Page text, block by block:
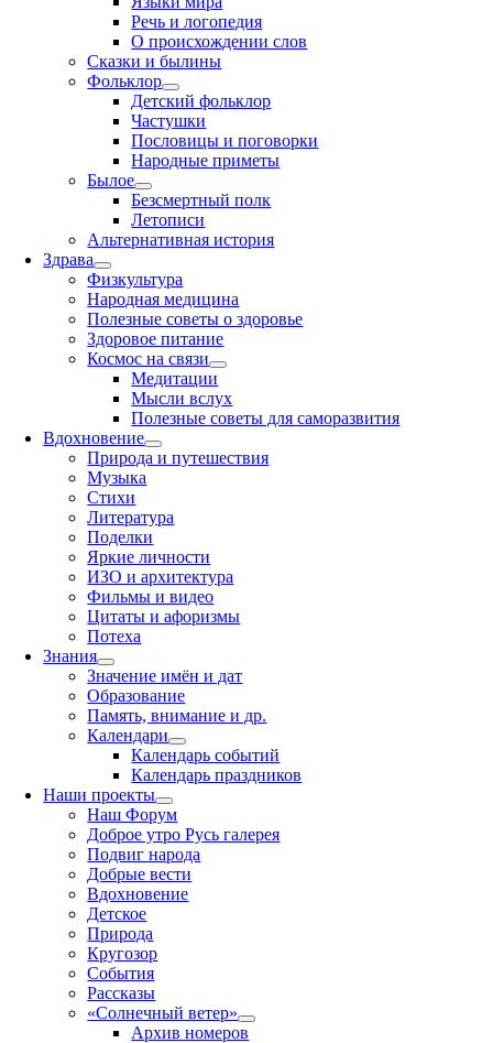
Речь и логопедия
О происхождении слов
Сказки и былины
Фольклор
Детский фольклор
Частушки
Пословицы и поговорки
Народные приметы
Былое
Безсмертный полк
Летописи
Альтернативная история
Здрава
Физкультура
Народная медицина
Полезные советы о здоровье
Здоровое питание
Космос на связи
Медитации
Мысли вслух
Полезные советы для саморазвития
Вдохновение
Природа и путешествия
Музыка
Стихи
Литература
Поделки
Яркие личности
ИЗО и архитектура
Фильмы и видео
Цитаты и афоризмы
Потеха
Знания
Значение имён и дат
Образование
Память, внимание и др.
Календари
Календарь событий
Календарь праздников
Наши проекты
Наш Форум
Доброе утро Русь галерея
Подвиг народа
Добрые вести
Вдохновение
Детское
Природа
Кругозор
События
Рассказы
«Солнечный ветер»
Архив номеров